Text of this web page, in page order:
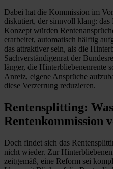
Dabei hat die Kommission im
diskutiert, der sinnvoll klang: das
Konzept würden
erarbeitet, automatisch hälftig
das attraktiver sein, als die
Sachverständigenrat der
länger, die Hinterbliebenenrente
Anreiz, eigene Ansprüche
diese Verzerrung reduzieren.
Rentensplitting:
Rentenkommission
Doch findet sich das
nicht wieder. Zur
zeitgemäß, eine Reform sei